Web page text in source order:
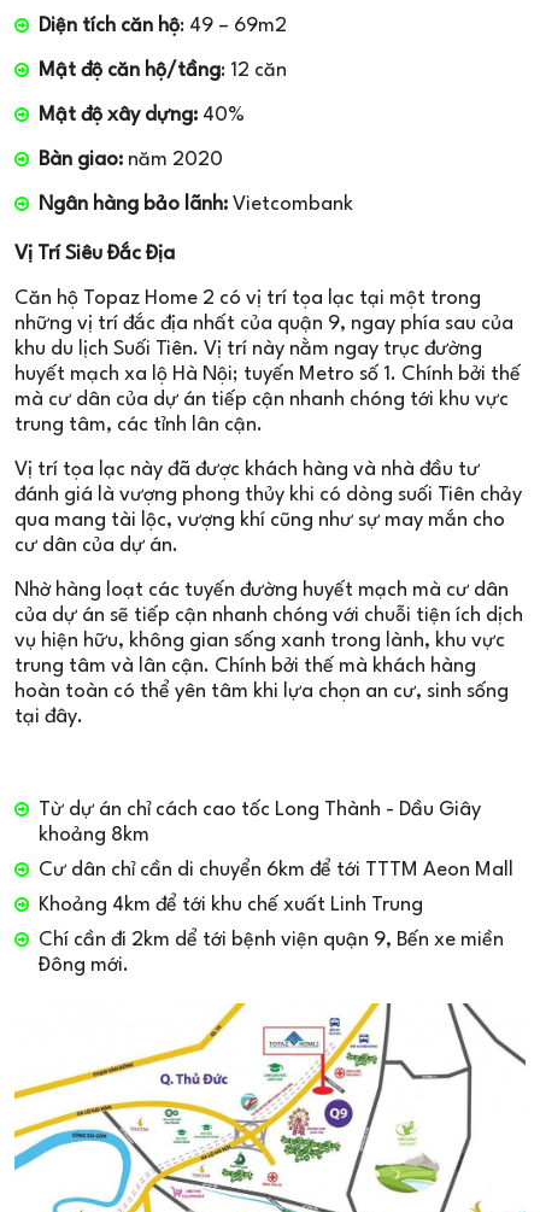
Diện tích căn hộ: 49 – 69m2
Mật độ căn hộ/tầng: 12 căn
Mật độ xây dựng: 40%
Bàn giao: năm 2020
Ngân hàng bảo lãnh: Vietcombank
Vị Trí Siêu Đắc Địa
Căn hộ Topaz Home 2 có vị trí tọa lạc tại một trong
những vị trí đắc địa nhất của quận 9, ngay phía sau của
khu du lịch Suối Tiên. Vị trí này nằm ngay trục đường
huyết mạch xa lộ Hà Nội; tuyến Metro số 1. Chính bởi thế
mà cư dân của dự án tiếp cận nhanh chóng tới khu vực
trung tâm, các tỉnh lân cận.
Vị trí tọa lạc này đã được khách hàng và nhà đầu tư
đánh giá là vượng phong thủy khi có dòng suối Tiên chảy
qua mang tài lộc, vượng khí cũng như sự may mắn cho
cư dân của dự án.
Nhờ hàng loạt các tuyến đường huyết mạch mà cư dân
của dự án sẽ tiếp cận nhanh chóng với chuỗi tiện ích dịch
vụ hiện hữu, không gian sống xanh trong lành, khu vực
trung tâm và lân cận. Chính bởi thế mà khách hàng
hoàn toàn có thể yên tâm khi lựa chọn an cư, sinh sống
tại đây.
Từ dự án chỉ cách cao tốc Long Thành - Dầu Giây
khoảng 8km
Cư dân chỉ cần di chuyển 6km để tới TTTM Aeon Mall
Khoảng 4km để tới khu chế xuất Linh Trung
Chí cần đi 2km dể tới bệnh viện quận 9, Bến xe miền
Đông mới.